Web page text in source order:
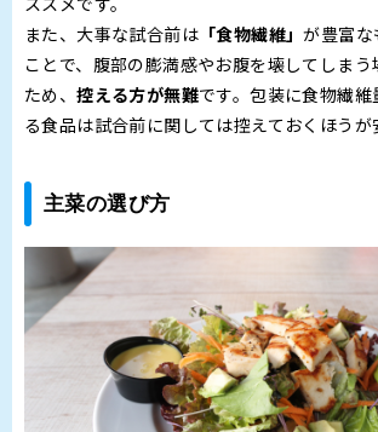
また、大事な試合前は 「食物繊維」が豊富な
ことで、腹部の膨満感やお腹を壊してしま
ため、控える方が無難です。包装に食物繊
る食品は試合前に関しては控えておくほうが
主菜の選び方